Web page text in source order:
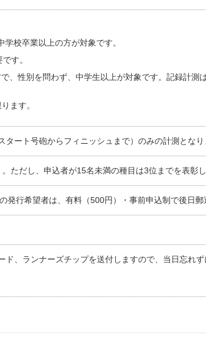
校卒業以上の方が対象です。
す。
、性別を問わず、中学生以上が対象です。記録計測
ます。
ート号砲からフィニッシュまで）のみの計測となり
ただし、申込者が15名未満の種目は3位までを表彰
発行希望者は、有料（500円）・事前申込制で後日郵
、ランナーズチップを送付しますので、当日忘れず